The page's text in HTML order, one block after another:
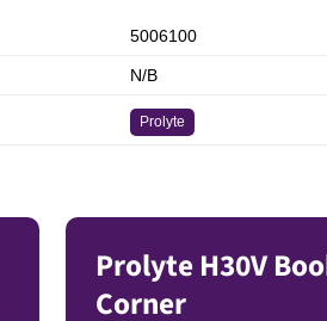
5006100
N/B
Prolyte
Prolyte H30V
Corner